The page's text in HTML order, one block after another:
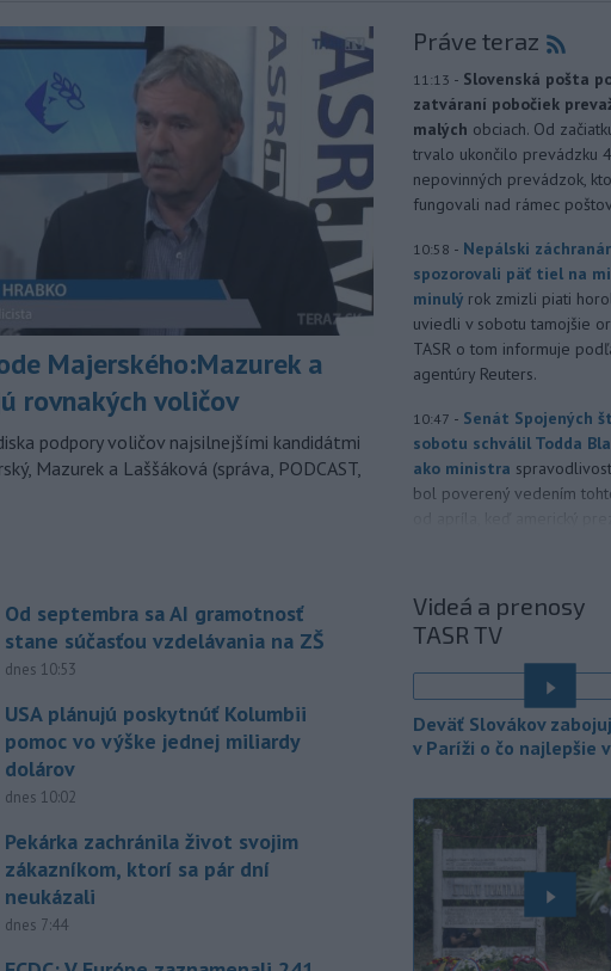
Majerského:Mazurek a
rovnakých voličov
podpory voličov najsilnejšími kandidátmi
Mazurek a Laššáková (správa, PODCAST,
Od septembra sa AI gramotnosť
stane súčasťou vzdelávania na ZŠ
dnes 10:53
USA plánujú poskytnúť Kolumbii
pomoc vo výške jednej miliardy
dolárov
dnes 10:02
Pekárka zachránila život svojim
zákazníkom, ktorí sa pár dní
neukázali
dnes 7:44
Práve teraz
11:13 - Slovenská pošta
zatváraní pobočiek
malých obciach. Od
trvalo ukončilo prevádzku
nepovinných prevádzok,
fungovali nad rámec
10:58 - Nepálski
spozorovali päť tiel na
minulý rok zmizli piati
uviedli v sobotu tamojšie
TASR o tom informuje
agentúry Reuters.
10:47 - Senát Spojených
sobotu schválil Todda
ako ministra
bol poverený vedením
Donald Trump odvolal z
10:00 - Americké
zahraničných vecí v piatok
oznámilo, že vláda
Donalda Trumpa plánuje
poskytnúť miliardu dolárov
v oblasti bezpečnosti.
chýbajú pracovníci s
zručnosťami
pričom
automatizácia a AI menia
tradičných pozícií a
profesie. Účinným riešením
prepojenie potrieb trhu
pracovnou silou môže byť
Videá a prenosy
TASR TV
Deväť Slovákov
v Paríži o čo najlepšie